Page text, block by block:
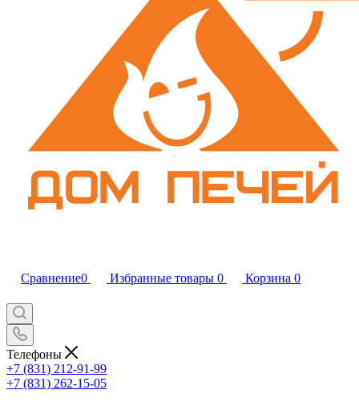
Сравнение0 Избранные товары 0 Корзина 0
Телефоны
+7 (831) 212-91-99
+7 (831) 262-15-05